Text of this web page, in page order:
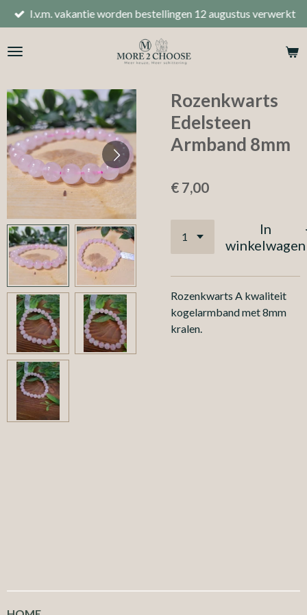
Ga
direct
naar
I.v.m. vakantie worden bestellingen 12 augustus verwerkt
Rozenkwarts
Edelsteen
Armband 8mm
€ 7,00
In
winkelwagen
Rozenkwarts A kwaliteit
kogelarmband met 8mm
kralen.